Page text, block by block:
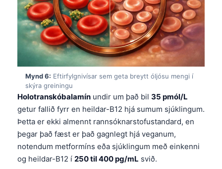
Mynd 6: Eftirfylgnivísar sem geta breytt óljósu mengi í
skýra greiningu
Holotranskóbalamín undir um það bil 35 pmól/L
getur fallið fyrr en heildar-B12 hjá sumum sjúklingum.
Þetta er ekki almennt rannsóknarstofustandard, en
þegar það fæst er það gagnlegt hjá veganum,
notendum metformíns eða sjúklingum með einkenni
og heildar-B12 í 250 til 400 pg/mL svið.
Српски језик
Svenska
Azərbaycan dili
日本語
Čeština
ქართული
Русский